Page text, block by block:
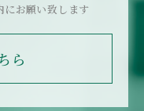
お願い致します
ら